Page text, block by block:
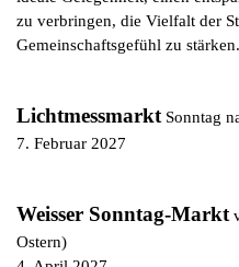
zu verbringen, die Vielfalt der
Gemeinschaftsgefühl zu stärken.
Lichtmessmarkt Sonntag
7. Februar 2027
Weisser Sonntag-Markt
Ostern)